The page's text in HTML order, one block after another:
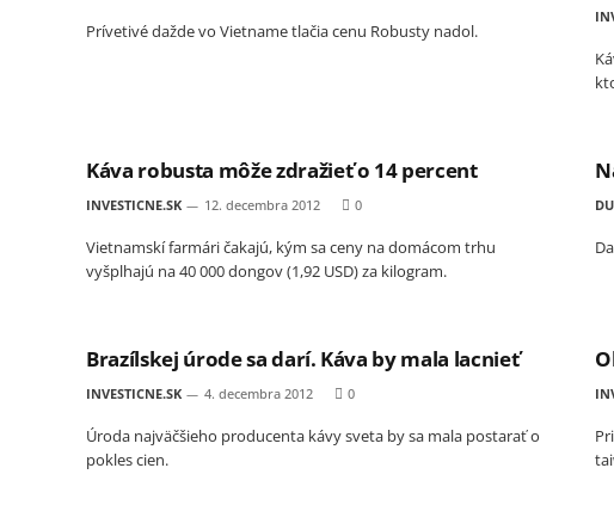
Prívetivé dažde vo Vietname tlačia cenu Robusty nadol.
Káva robusta môže zdražieť o 14 percent
INVESTICNE.SK 12. decembra 2012 0
Vietnamskí farmári čakajú, kým sa ceny na domácom trhu
vyšplhajú na 40 000 dongov (1,92 USD) za kilogram.
Brazílskej úrode sa darí. Káva by mala lacnieť
INVESTICNE.SK 4. decembra 2012 0
Úroda najväčšieho producenta kávy sveta by sa mala postarať o
pokles cien.